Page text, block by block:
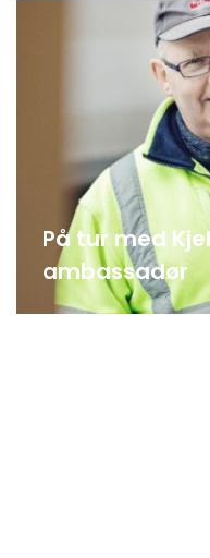
På tur med
ambassadør